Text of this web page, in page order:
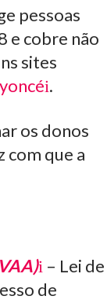
pessoas
e cobre não
sites
.
os donos
com que a
– Lei de
de